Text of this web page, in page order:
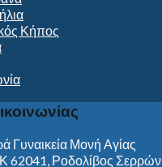
Κήπος
Γυναικεία Μονή Αγίας
62041, Ροδολίβος Σερρών